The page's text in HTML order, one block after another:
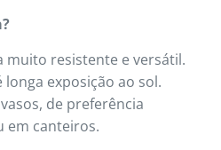
muito resistente e versátil.
longa exposição ao sol.
de preferência
em canteiros.